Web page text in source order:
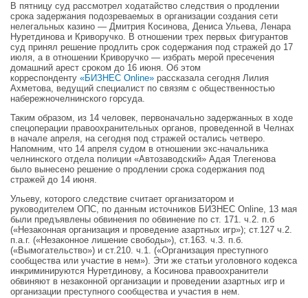
В пятницу суд рассмотрел ходатайство следствия о продлении
срока задержания подозреваемых в организации создания сети
нелегальных казино — Дмитрия Косинова, Дениса Ульева, Ленара
Нуретдинова и Криворучко. В отношении трех первых фигурантов
суд принял решение продлить срок содержания под стражей до 17
июля, а в отношении Криворучко — избрать мерой пресечения
домашний арест сроком до 16 июня. Об этом
корреспонденту «БИЗНЕС Online» рассказала сегодня Лилия
Ахметова, ведущий специалист по связям с общественностью
набережночелнинского горсуда.
Таким образом, из 14 человек, первоначально задержанных в ходе
спецоперации правоохранительных органов, проведенной в Челнах
в начале апреля, на сегодня под стражей остались четверо.
Напомним, что 14 апреля судом в отношении экс-начальника
челнинского отдела полиции «Автозаводский» Адая Тлегенова
было вынесено решение о продлении срока содержания под
стражей до 14 июня.
Ульеву, которого следствие считает организатором и
руководителем ОПС, по данным источников БИЗНЕС Online, 13 мая
были предъявлены обвинения по обвинение по ст. 171. ч.2. п.б
(«Незаконная организация и проведение азартных игр»); ст.127 ч.2.
п.а.г. («Незаконное лишение свободы»), ст.163. ч.3. п.б.
(«Вымогательство») и ст.210. ч.1. («Организация преступного
сообщества или участие в нем»). Эти же статьи уголовного кодекса
инкриминируются Нуретдинову, а Косинова правоохранители
обвиняют в незаконной организации и проведении азартных игр и
организации преступного сообщества и участия в нем.